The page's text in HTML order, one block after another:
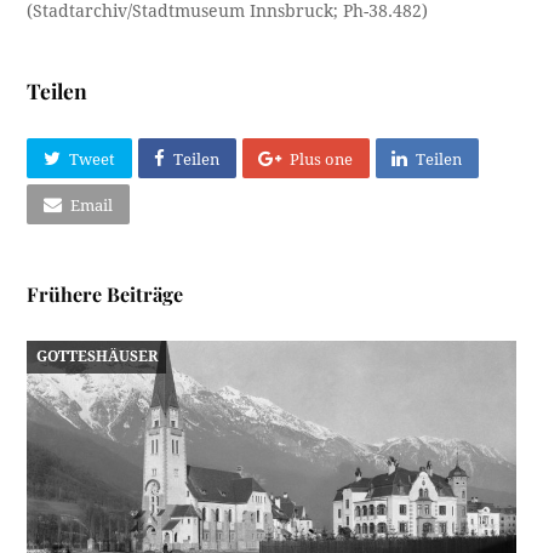
(Stadtarchiv/Stadtmuseum Innsbruck; Ph-38.482)
Teilen
Tweet Teilen Plus one Teilen
Email
Frühere Beiträge
GOTTESHÄUSER